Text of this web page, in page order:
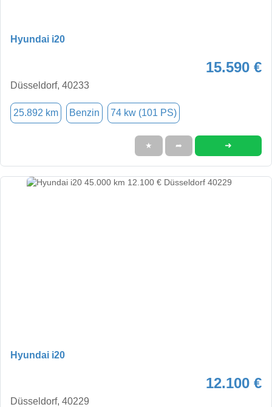
Hyundai i20
15.590 €
Düsseldorf, 40233
25.892 km Benzin 74 kw (101 PS)
★ ➦ ➜
Hyundai i20
12.100 €
Düsseldorf, 40229